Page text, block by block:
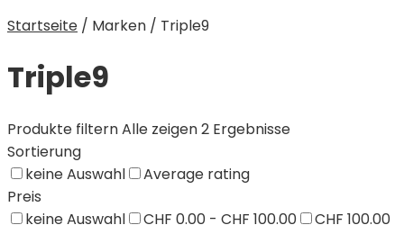
Startseite / Marken / Triple9
Triple9
Produkte filternAlle zeigen 2 Ergebnisse
Sortierung
keine Auswahl
Average rating
Preis
keine Auswahl
CHF 0.00 - CHF 100.00
CHF 100.00